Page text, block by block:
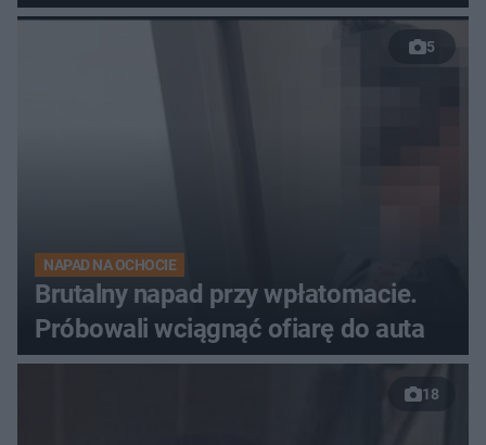
zalewa posesje i budynki
5
NAPAD NA OCHOCIE
Brutalny napad przy wpłatomacie.
Próbowali wciągnąć ofiarę do auta
18